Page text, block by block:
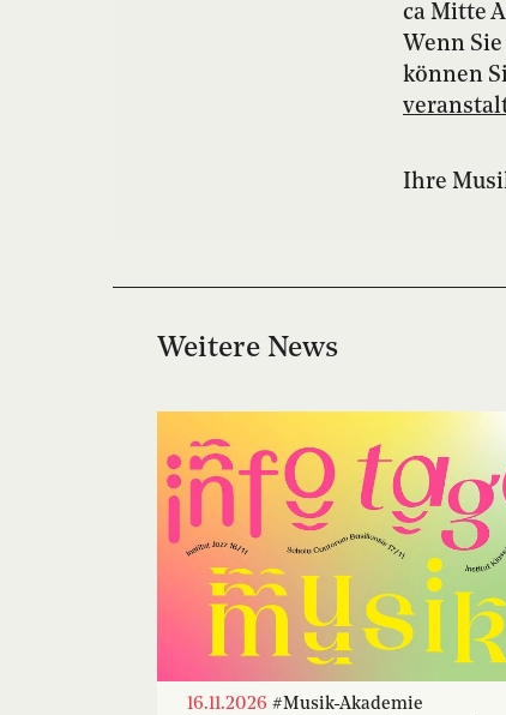
ca Mitte
Wenn
können
Ihre
Weitere News
16.11.2026 #Musik-Akademie